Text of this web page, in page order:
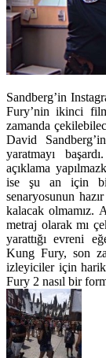
Sandberg’in
Fury’nin ikinci
zamanda
David
yaratmayı
açıklama
ise şu an için
senaryosunun
kalacak olmamız.
metraj olarak mı
yarattığı evreni
Kung Fury, son
izleyiciler için
Fury 2 nasıl bir